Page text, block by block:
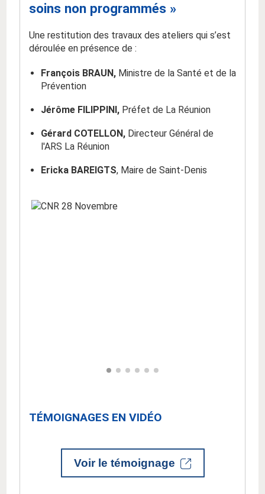
soins non programmés »
Une restitution des travaux des ateliers qui s’est
déroulée en présence de :
François BRAUN, Ministre de la Santé et de la
Prévention
Jérôme FILIPPINI, Préfet de La Réunion
Gérard COTELLON, Directeur Général de
l'ARS La Réunion
Ericka BAREIGTS, Maire de Saint-Denis
TÉMOIGNAGES EN VIDÉO
Voir le témoignage